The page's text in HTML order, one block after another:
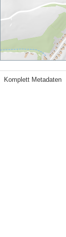
Komplett Metadaten